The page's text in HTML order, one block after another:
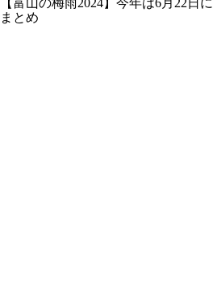
【富山の梅雨2024】今年は6月22日
まとめ